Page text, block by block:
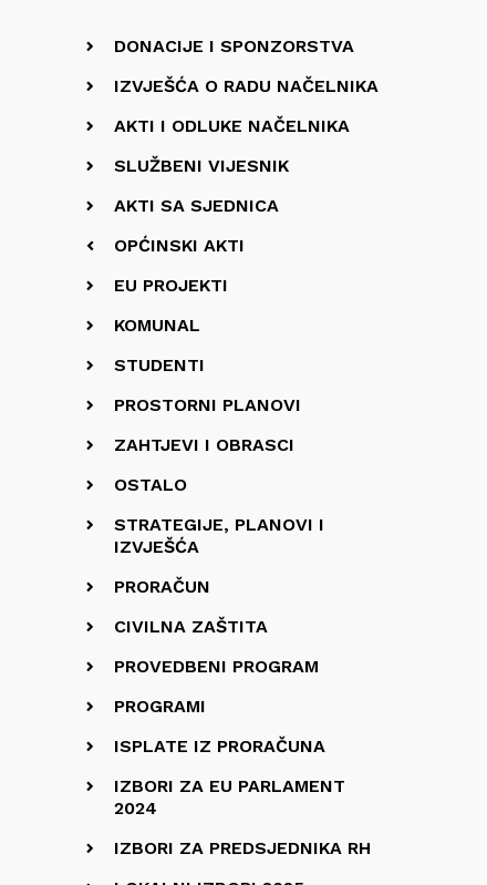
DONACIJE I SPONZORSTVA
IZVJEŠĆA O RADU NAČELNIKA
AKTI I ODLUKE NAČELNIKA
SLUŽBENI VIJESNIK
AKTI SA SJEDNICA
OPĆINSKI AKTI
EU PROJEKTI
KOMUNAL
STUDENTI
PROSTORNI PLANOVI
ZAHTJEVI I OBRASCI
OSTALO
STRATEGIJE, PLANOVI I
IZVJEŠĆA
PRORAČUN
CIVILNA ZAŠTITA
PROVEDBENI PROGRAM
PROGRAMI
ISPLATE IZ PRORAČUNA
IZBORI ZA EU PARLAMENT
2024
IZBORI ZA PREDSJEDNIKA RH